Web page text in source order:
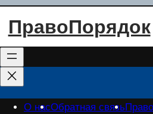
Перейти
ПравоПорядок
О насОбратная связь